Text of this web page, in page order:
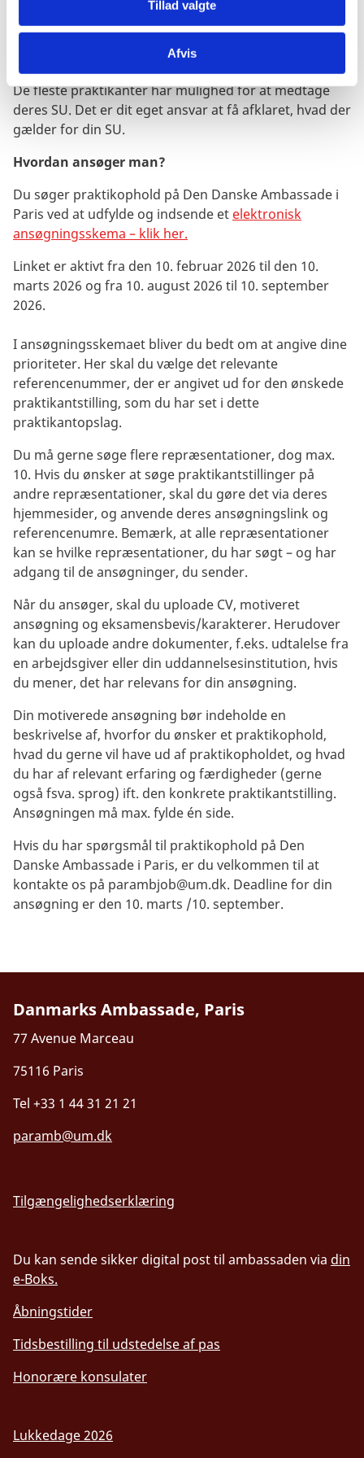
Tillad valgte
Afvis
til dækning af visse dokumenterede udgifter, der
knytter sig til praktikopholdet.
De fleste praktikanter har mulighed for at medtage
deres SU. Det er dit eget ansvar at få afklaret, hvad der
gælder for din SU.
Hvordan ansøger man?
Du søger praktikophold på Den Danske Ambassade i
Paris ved at udfylde og indsende et elektronisk
ansøgningsskema – klik her.
Linket er aktivt fra den 10. februar 2026 til den 10.
marts 2026 og fra 10. august 2026 til 10. september
2026.
I ansøgningsskemaet bliver du bedt om at angive dine
prioriteter. Her skal du vælge det relevante
referencenummer, der er angivet ud for den ønskede
praktikantstilling, som du har set i dette
praktikantopslag.
Du må gerne søge flere repræsentationer, dog max.
10. Hvis du ønsker at søge praktikantstillinger på
andre repræsentationer, skal du gøre det via deres
hjemmesider, og anvende deres ansøgningslink og
referencenumre. Bemærk, at alle repræsentationer
kan se hvilke repræsentationer, du har søgt – og har
adgang til de ansøgninger, du sender.
Når du ansøger, skal du uploade CV, motiveret
ansøgning og eksamensbevis/karakterer. Herudover
kan du uploade andre dokumenter, f.eks. udtalelse fra
en arbejdsgiver eller din uddannelsesinstitution, hvis
du mener, det har relevans for din ansøgning.
Din motiverede ansøgning bør indeholde en
beskrivelse af, hvorfor du ønsker et praktikophold,
hvad du gerne vil have ud af praktikopholdet, og hvad
du har af relevant erfaring og færdigheder (gerne
også fsva. sprog) ift. den konkrete praktikantstilling.
Ansøgningen må max. fylde én side.
Hvis du har spørgsmål til praktikophold på Den
Danske Ambassade i Paris, er du velkommen til at
kontakte os på parambjob@um.dk. Deadline for din
ansøgning er den 10. marts /10. september.
Danmarks Ambassade, Paris
77 Avenue Marceau
75116 Paris
Tel +33 1 44 31 21 21
paramb@um.dk
Tilgængelighedserklæring
Du kan sende sikker digital post til ambassaden via din
e-Boks.
Åbningstider
Tidsbestilling til udstedelse af pas
Honorære konsulater
Lukkedage 2026